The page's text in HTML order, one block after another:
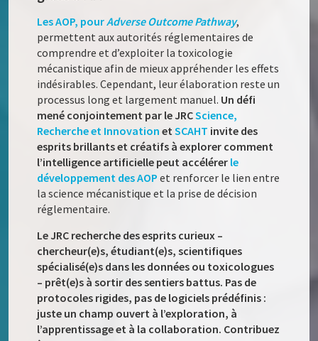
Les AOP, pourAdverse Outcome Pathway,
permettent aux autorités réglementaires de
comprendre et d’exploiter la toxicologie
mécanistique afin de mieux appréhender les effets
indésirables. Cependant, leur élaboration reste un
processus long et largement manuel. Un défi
mené conjointement par le JRCScience,
Recherche et Innovation etSCAHT invite des
esprits brillants et créatifs à explorer comment
l’intelligence artificielle peut accélérer le
développement des AOP et renforcer le lien entre
la science mécanistique et la prise de décision
réglementaire.
Le JRC recherche des esprits curieux –
chercheur(e)s, étudiant(e)s, scientifiques
spécialisé(e)s dans les données ou toxicologues
– prêt(e)s à sortir des sentiers battus. Pas de
protocoles rigides, pas de logiciels prédéfinis :
juste un champ ouvert à l’exploration, à
l’apprentissage et à la collaboration. Contribuez